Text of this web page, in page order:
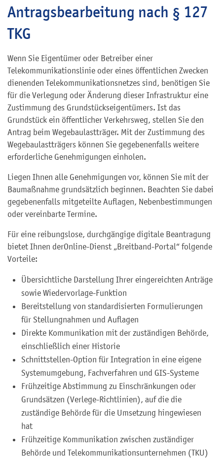
Antragsbearbeitung nach § 127
TKG
Wenn Sie Eigentümer oder Betreiber einer
Telekommunikationslinie oder eines öffentlichen Zwecken
dienenden Telekommunikationsnetzes sind, benötigen Sie
für die Verlegung oder Änderung dieser Infrastruktur eine
Zustimmung des Grundstückseigentümers. Ist das
Grundstück ein öffentlicher Verkehrsweg, stellen Sie den
Antrag beim Wegebaulastträger. Mit der Zustimmung des
Wegebaulastträgers können Sie gegebenenfalls weitere
erforderliche Genehmigungen einholen.
Liegen Ihnen alle Genehmigungen vor, können Sie mit der
Baumaßnahme grundsätzlich beginnen. Beachten Sie dabei
gegebenenfalls mitgeteilte Auflagen, Nebenbestimmungen
oder vereinbarte Termine.
Für eine reibungslose, durchgängige digitale Beantragung
bietet Ihnen derOnline-Dienst „Breitband-Portal“ folgende
Vorteile:
Übersichtliche Darstellung Ihrer eingereichten Anträge
sowie Wiedervorlage-Funktion
Bereitstellung von standardisierten Formulierungen
für Stellungnahmen und Auflagen
Direkte Kommunikation mit der zuständigen Behörde,
einschließlich einer Historie
Schnittstellen-Option für Integration in eine eigene
Systemumgebung, Fachverfahren und GIS-Systeme
Frühzeitige Abstimmung zu Einschränkungen oder
Grundsätzen (Verlege-Richtlinien), auf die die
zuständige Behörde für die Umsetzung hingewiesen
hat
Frühzeitige Kommunikation zwischen zuständiger
Behörde und Telekommunikationsunternehmen (TKU)